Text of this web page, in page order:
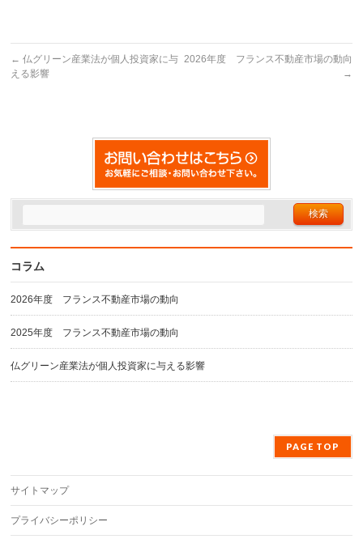
← 仏グリーン産業法が個人投資家に与
える影響
2026年度 フランス不動産市場の動向
→
コラム
2026年度 フランス不動産市場の動向
2025年度 フランス不動産市場の動向
仏グリーン産業法が個人投資家に与える影響
PAGE TOP
サイトマップ
プライバシーポリシー